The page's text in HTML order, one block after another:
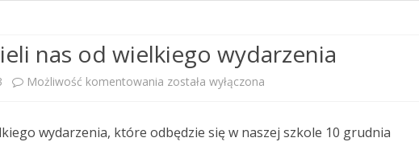
STANDARDY OCHRONY
MAŁOLETNICH
nas od wielkiego wydarzenia
Możliwość komentowania Już
13
została wyłączona
wydarzenia, które odbędzie się w naszej szkole 10 grudnia